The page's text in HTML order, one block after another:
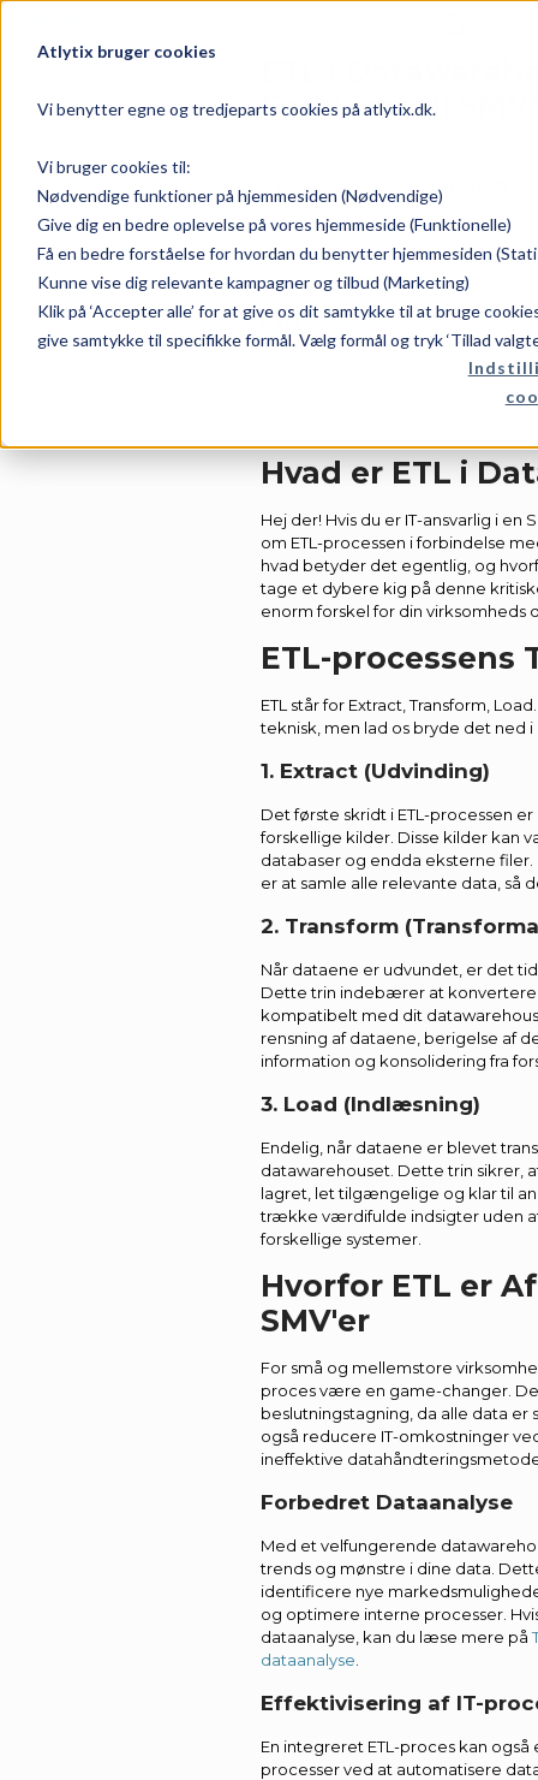
Atlytix bruger cookies
Vi benytter egne og tredjeparts cookies på atlytix.dk.
Vi bruger cookies til:
Nødvendige funktioner på hjemmesiden (Nødvendige)
Give dig en bedre oplevelse på vores hjemmeside (Funktionelle)
Få en bedre forståelse for hvordan du benytter hjemmesiden
Kunne vise dig relevante kampagner og tilbud (Marketing)
Klik på ‘Accepter alle’ for at give os dit samtykke til at bruge
give samtykke til specifikke formål. Vælg formål og tryk ‘Tillad
Forklaret til
juli 7, 2026 Rene
Hvad er ETL i
Hej der! Hvis du er IT-ansvarlig i en
om ETL-processen i forbindelse
hvad betyder det egentlig, og
tage et dybere kig på denne
enorm forskel for din virksomheds
ETL-processens
ETL står for Extract, Transform,
teknisk, men lad os bryde det ned
1. Extract (Udvinding)
Det første skridt i ETL-processen
forskellige kilder. Disse kilder kan
databaser og endda eksterne
er at samle alle relevante data, så
2. Transform
Når dataene er udvundet, er det
Dette trin indebærer at
kompatibelt med dit
rensning af dataene, berigelse af
information og konsolidering fra
3. Load (Indlæsning)
Endelig, når dataene er blevet
datawarehouset. Dette trin sikrer,
lagret, let tilgængelige og klar til
trække værdifulde indsigter uden
forskellige systemer.
Hvorfor ETL er
SMV'er
For små og mellemstore
proces være en game-changer.
beslutningstagning, da alle data er
også reducere IT-omkostninger
ineffektive
Forbedret Dataanalyse
Med et velfungerende
trends og mønstre i dine data.
identificere nye
og optimere interne processer.
dataanalyse, kan du læse mere på
dataanalyse
Effektivisering af IT-
En integreret ETL-proces kan også
processer ved at automatisere